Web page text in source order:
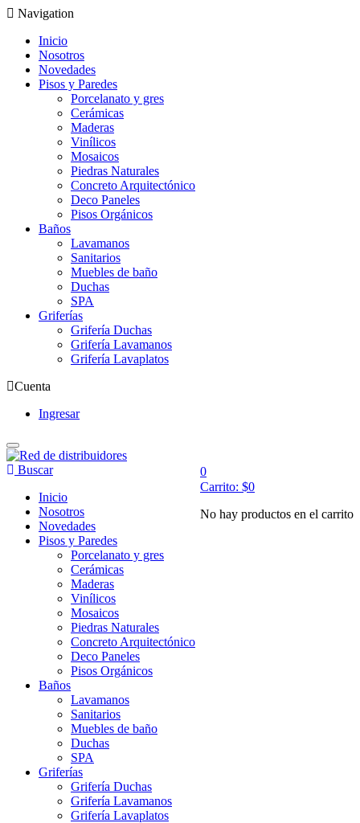
Navigation
Inicio
Nosotros
Novedades
Pisos y Paredes
Porcelanato y gres
Cerámicas
Maderas
Vinílicos
Mosaicos
Piedras Naturales
Concreto Arquitectónico
Deco Paneles
Pisos Orgánicos
Baños
Lavamanos
Sanitarios
Muebles de baño
Duchas
SPA
Griferías
Grifería Duchas
Grifería Lavamanos
Grifería Lavaplatos
Cuenta
Ingresar
0
Carrito: $0
No hay productos en el carrito
Buscar
Inicio
Nosotros
Novedades
Pisos y Paredes
Porcelanato y gres
Cerámicas
Maderas
Vinílicos
Mosaicos
Piedras Naturales
Concreto Arquitectónico
Deco Paneles
Pisos Orgánicos
Baños
Lavamanos
Sanitarios
Muebles de baño
Duchas
SPA
Griferías
Grifería Duchas
Grifería Lavamanos
Grifería Lavaplatos